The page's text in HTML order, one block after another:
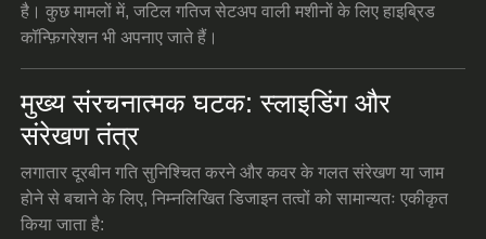
है। कुछ मामलों में, जटिल गतिज सेटअप वाली मशीनों के लिए हाइब्रिड
कॉन्फ़िगरेशन भी अपनाए जाते हैं।
मुख्य संरचनात्मक घटक: स्लाइडिंग और
संरेखण तंत्र
लगातार दूरबीन गति सुनिश्चित करने और कवर के गलत संरेखण या जाम
होने से बचाने के लिए, निम्नलिखित डिजाइन तत्वों को सामान्यतः एकीकृत
किया जाता है: